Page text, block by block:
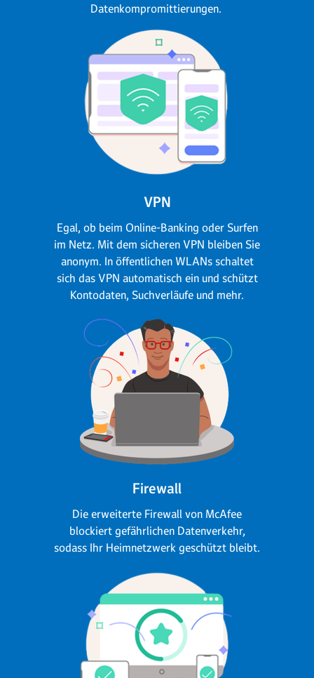
Datenkompromittierungen.
VPN
Egal, ob beim Online-Banking oder Surfen
im Netz. Mit dem sicheren VPN bleiben Sie
anonym. In öffentlichen WLANs schaltet
sich das VPN automatisch ein und schützt
Kontodaten, Suchverläufe und mehr.
Firewall
Die erweiterte Firewall von McAfee
blockiert gefährlichen Datenverkehr,
sodass Ihr Heimnetzwerk geschützt bleibt.